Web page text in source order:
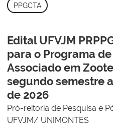
PPGCTA
Edital UFVJM
para o Programa
Associado em
segundo semestre
de 2026
Pró-reitoria de Pesquisa e
UFVJM/ UNIMONTES